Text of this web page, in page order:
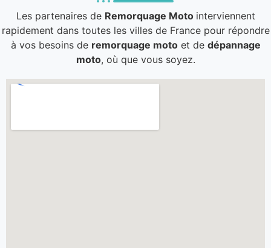
Les partenaires de Remorquage Moto interviennent
rapidement dans toutes les villes de France pour répondre
à vos besoins de remorquage motoet de dépannage
moto, où que vous soyez.